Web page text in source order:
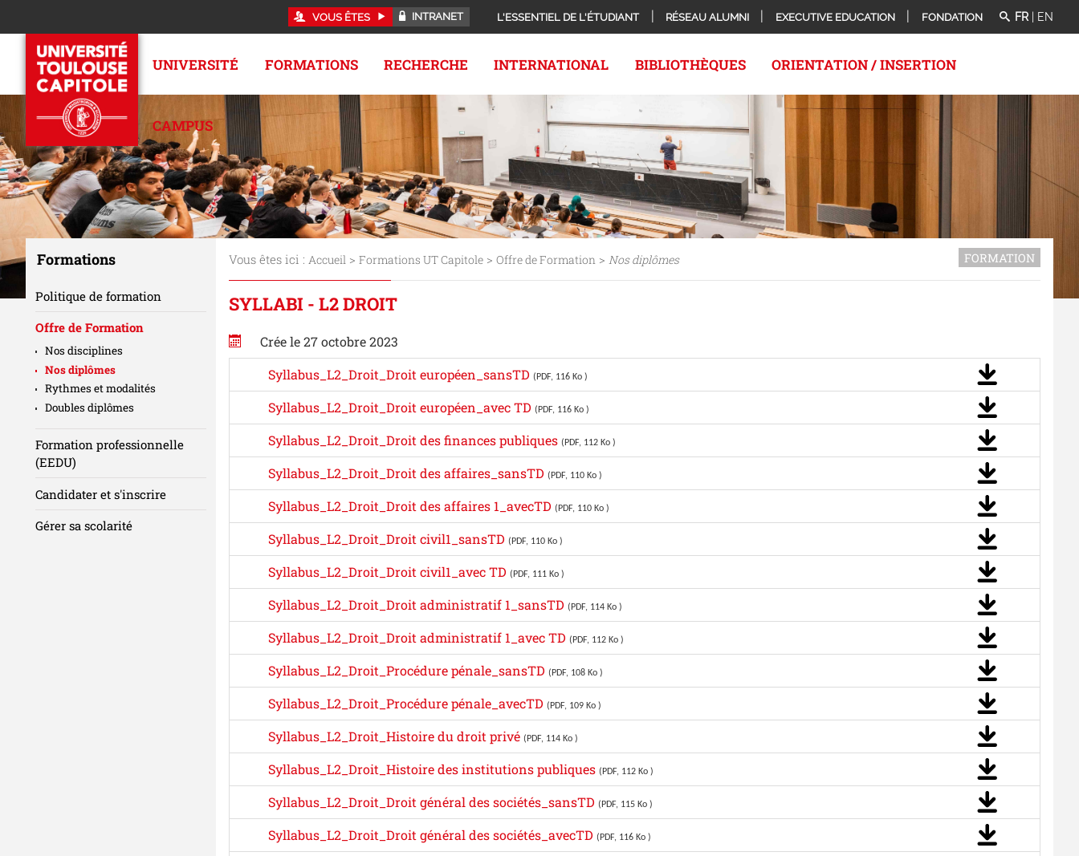
VOUS ÊTES INTRANET L'ESSENTIEL DE L'ÉTUDIANT RÉSEAU ALUMNI EXECUTIVE EDUCATION FONDATION FR EN
UNIVERSITÉ FORMATIONS RECHERCHE INTERNATIONAL BIBLIOTHÈQUES ORIENTATION / INSERTION
CAMPUS
Vous êtes ici : Accueil> Formations UT Capitole> Offre de Formation> Nos diplômes FORMATION
SYLLABI - L2 DROIT
Crée le 27 octobre 2023
Syllabus_L2_Droit_Droit européen_sansTD (PDF, 116 Ko )
Syllabus_L2_Droit_Droit européen_avec TD (PDF, 116 Ko )
Syllabus_L2_Droit_Droit des finances publiques (PDF, 112 Ko )
Syllabus_L2_Droit_Droit des affaires_sansTD (PDF, 110 Ko )
Syllabus_L2_Droit_Droit des affaires 1_avecTD (PDF, 110 Ko )
Syllabus_L2_Droit_Droit civil1_sansTD (PDF, 110 Ko )
Syllabus_L2_Droit_Droit civil1_avec TD (PDF, 111 Ko )
Syllabus_L2_Droit_Droit administratif 1_sansTD (PDF, 114 Ko )
Syllabus_L2_Droit_Droit administratif 1_avec TD (PDF, 112 Ko )
Syllabus_L2_Droit_Procédure pénale_sansTD (PDF, 108 Ko )
Syllabus_L2_Droit_Procédure pénale_avecTD (PDF, 109 Ko )
Syllabus_L2_Droit_Histoire du droit privé (PDF, 114 Ko )
Syllabus_L2_Droit_Histoire des institutions publiques (PDF, 112 Ko )
Syllabus_L2_Droit_Droit général des sociétés_sansTD (PDF, 115 Ko )
Syllabus_L2_Droit_Droit général des sociétés_avecTD (PDF, 116 Ko )
Formations
Politique de formation
Offre de Formation
Nos disciplines
Nos diplômes
Rythmes et modalités
Doubles diplômes
Formation professionnelle
(EEDU)
Candidater et s'inscrire
Gérer sa scolarité